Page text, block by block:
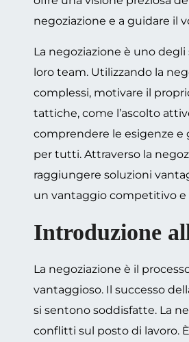
negoziazione e a guidare il
La negoziazione è uno
loro team. Utilizzando la
complessi, motivare il
tattiche, come l’ascolto
comprendere le esigenze
per tutti. Attraverso la
raggiungere soluzioni
un vantaggio competitivo e
Introduzione
La negoziazione è il
vantaggioso. Il successo
si sentono soddisfatte. La
conflitti sul posto di lavoro.